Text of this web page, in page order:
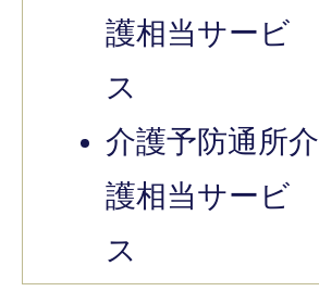
護相当サービ
ス
介護予防通所介
護相当サービ
ス